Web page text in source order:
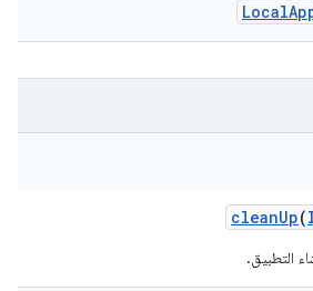
Local
cleanUp(
التطبيق.